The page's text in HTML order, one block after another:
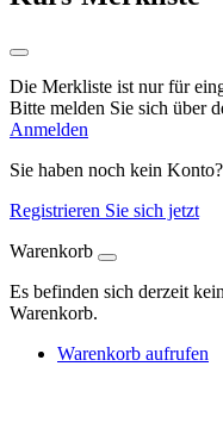
Die Merkliste ist nur für
Bitte melden Sie sich über
Anmelden
Sie haben noch kein Konto?
Registrieren Sie sich jetzt
Warenkorb
Es befinden sich derzeit
Warenkorb.
Warenkorb aufrufen